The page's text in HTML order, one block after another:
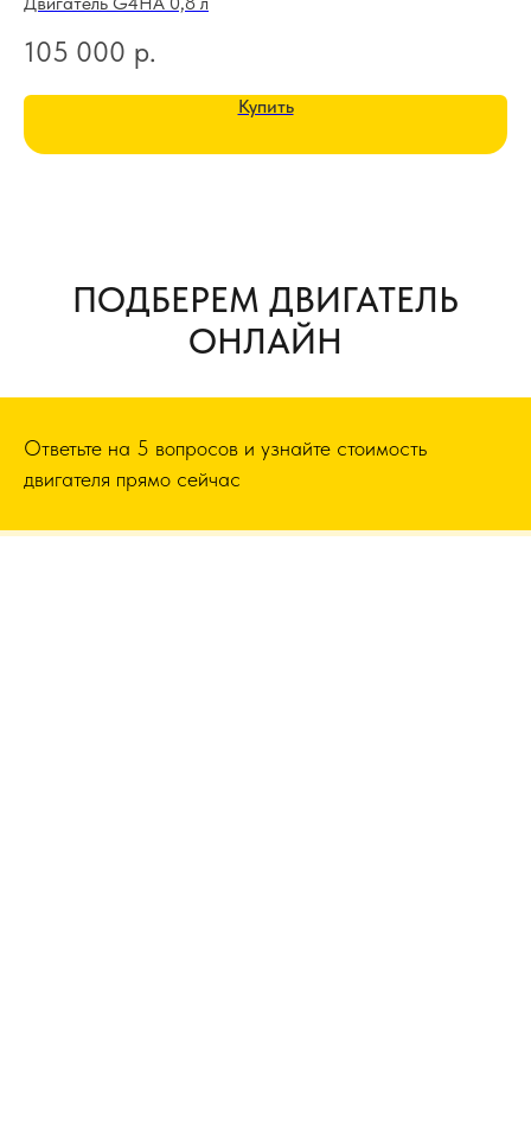
105 000 р.
Купить
ПОДБЕРЕМ ДВИГАТЕЛЬ
ОНЛАЙН
Ответьте на 5 вопросов и узнайте стоимость
двигателя прямо сейчас